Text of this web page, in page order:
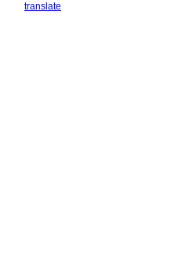
translate